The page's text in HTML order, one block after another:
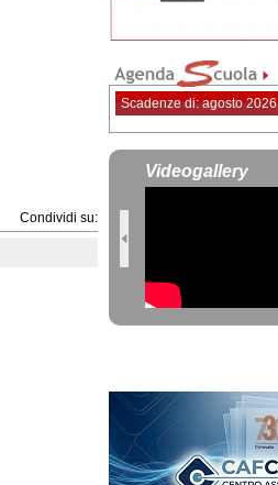
Condividi su:
Scadenze di: agosto 2026
Videogallery